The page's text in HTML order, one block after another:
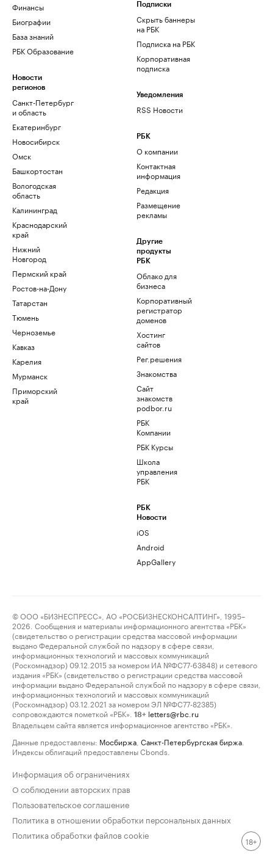
Финансы
Биографии
База знаний
РБК Образование
Новости
регионов
Санкт-Петербург
и область
Екатеринбург
Новосибирск
Омск
Башкортостан
Вологодская
область
Калининград
Краснодарский
край
Нижний
Новгород
Пермский край
Ростов-на-Дону
Татарстан
Тюмень
Черноземье
Кавказ
Карелия
Мурманск
Приморский
край
Подписки
Скрыть баннеры
на РБК
Подписка на РБК
Корпоративная
подписка
Уведомления
RSS Новости
РБК
О компании
Контактная
информация
Редакция
Размещение
рекламы
Другие
продукты
РБК
Облако для
бизнеса
Корпоративный
регистратор
доменов
Хостинг
сайтов
Рег.решения
Знакомства
Сайт
знакомств
podbor.ru
РБК
Компании
РБК Курсы
Школа
управления
РБК
РБК
Новости
iOS
Android
AppGallery
© ООО «БИЗНЕСПРЕСС», АО «РОСБИЗНЕСКОНСАЛТИНГ», 1995–
2026. Сообщения и материалы информационного агентства «РБК»
(свидетельство о регистрации средства массовой информации
выдано Федеральной службой по надзору в сфере связи,
информационных технологий и массовых коммуникаций
(Роскомнадзор) 09.12.2015 за номером ИА №ФС77-63848) и сетевого
издания «РБК» (свидетельство о регистрации средства массовой
информации выдано Федеральной службой по надзору в сфере связи,
информационных технологий и массовых коммуникаций
(Роскомнадзор) 03.12.2021 за номером ЭЛ №ФС77-82385)
сопровождаются пометкой «РБК».
18+ letters@rbc.ru
Владельцем сайта является информационное агентство «РБК».
Данные предоставлены: Мосбиржа Санкт-Петербургская биржа
Индексы облигаций предоставлены Cbonds.
Информация об ограничениях
О соблюдении авторских прав
Пользовательское соглашение
Политика в отношении обработки персональных данных
Политика обработки файлов cookie
18+